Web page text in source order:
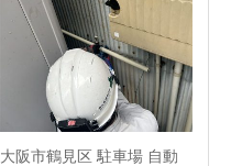
大阪市鶴見区 駐車場 自動